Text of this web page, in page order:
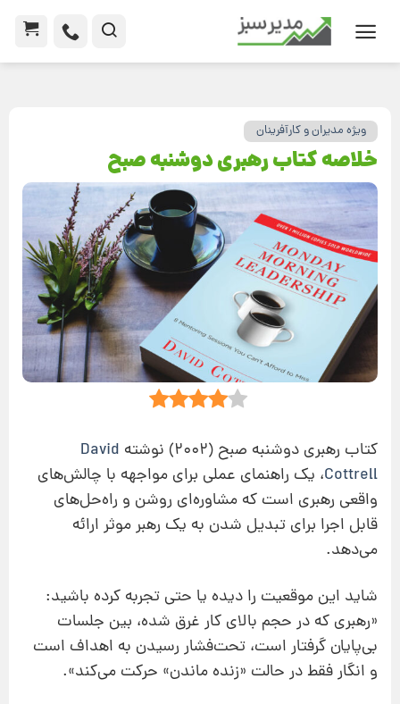
ویژه مدیران و کارآفرینان
خلاصه کتاب رهبری دوشنبه صبح
کتاب رهبری دوشنبه صبح (۲۰۰۲) نوشته
David
Cottrell، یک راهنمای عملی برای مواجهه با چالش‌های
واقعی رهبری است که مشاوره‌ای روشن و راه‌حل‌های
قابل اجرا برای تبدیل شدن به یک رهبر موثر ارائه
می‌دهد.
شاید این موقعیت را دیده‌ یا حتی تجربه کرده‌ باشید:
«رهبری که در حجم بالای کار غرق شده، بین جلسات
بی‌پایان گرفتار است، تحت‌فشار رسیدن به اهداف است
و انگار فقط در حالت «زنده ماندن» حرکت می‌کند».